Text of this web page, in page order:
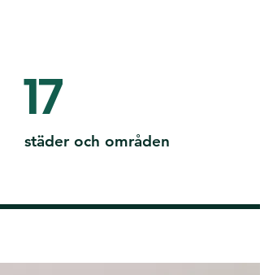
17
städer och områden